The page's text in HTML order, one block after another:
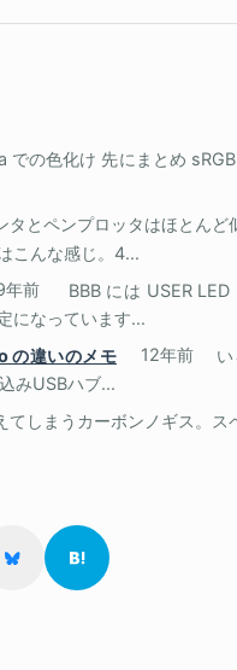
での色化け 先にまとめ
タとペンプロッタはほとんど
こんな感じ。4...
年前
BBB には USER
になっています...
違いのメモ
12年前
みUSBハブ...
てしまうカーボンノギス。